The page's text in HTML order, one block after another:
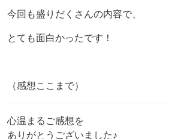
今回も盛りだくさんの内容で、
とても面白かったです！
（感想ここまで）
心温まるご感想を
ありがとうございました♪